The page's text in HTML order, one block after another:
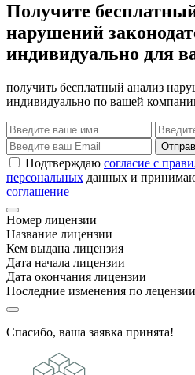
Получите
нарушений
индивидуально для
получить бесплатный анализ
индивидуально по вашей
Подтверждаю согласие с
персональных данных и
соглашение
Номер лицензии
Название лицензии
Кем выдана лицензия
Дата начала лицензии
Дата окончания лицензии
Последние изменения по лецензии
Спасибо, ваша заявка принята!